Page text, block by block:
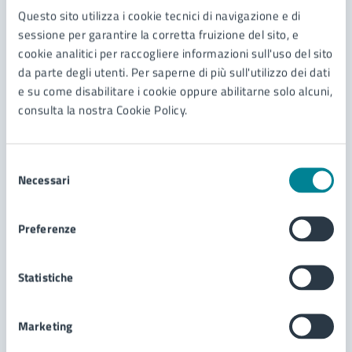
Questo sito utilizza i cookie tecnici di navigazione e di
sessione per garantire la corretta fruizione del sito, e
cookie analitici per raccogliere informazioni sull'uso del sito
da parte degli utenti. Per saperne di più sull'utilizzo dei dati
e su come disabilitare i cookie oppure abilitarne solo alcuni,
consulta la nostra Cookie Policy.
delNecessari
Preferenze
Statistiche
Marketing
Contenuti correlati
Servizi
Oggetti e beni rinvenuti